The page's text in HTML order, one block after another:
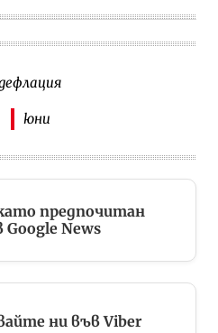
юни
предпочитан
News
ни във Viber